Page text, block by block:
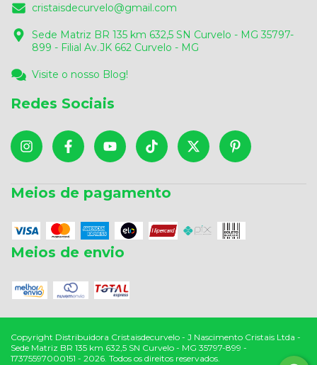
cristaisdecurvelo@gmail.com
Sede Matriz BR 135 km 632,5 SN Curvelo - MG 35797-
899 - Filial Av.JK 662 Curvelo - MG
Visite o nosso Blog!
Redes Sociais
Meios de pagamento
Meios de envio
Copyright Distribuidora Cristaisdecurvelo - J Nascimento Cristais Ltda -
Sede Matriz BR 135 km 632,5 SN Curvelo - MG 35797-899 -
17375597000151 - 2026. Todos os direitos reservados.